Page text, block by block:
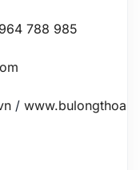
788 985
/